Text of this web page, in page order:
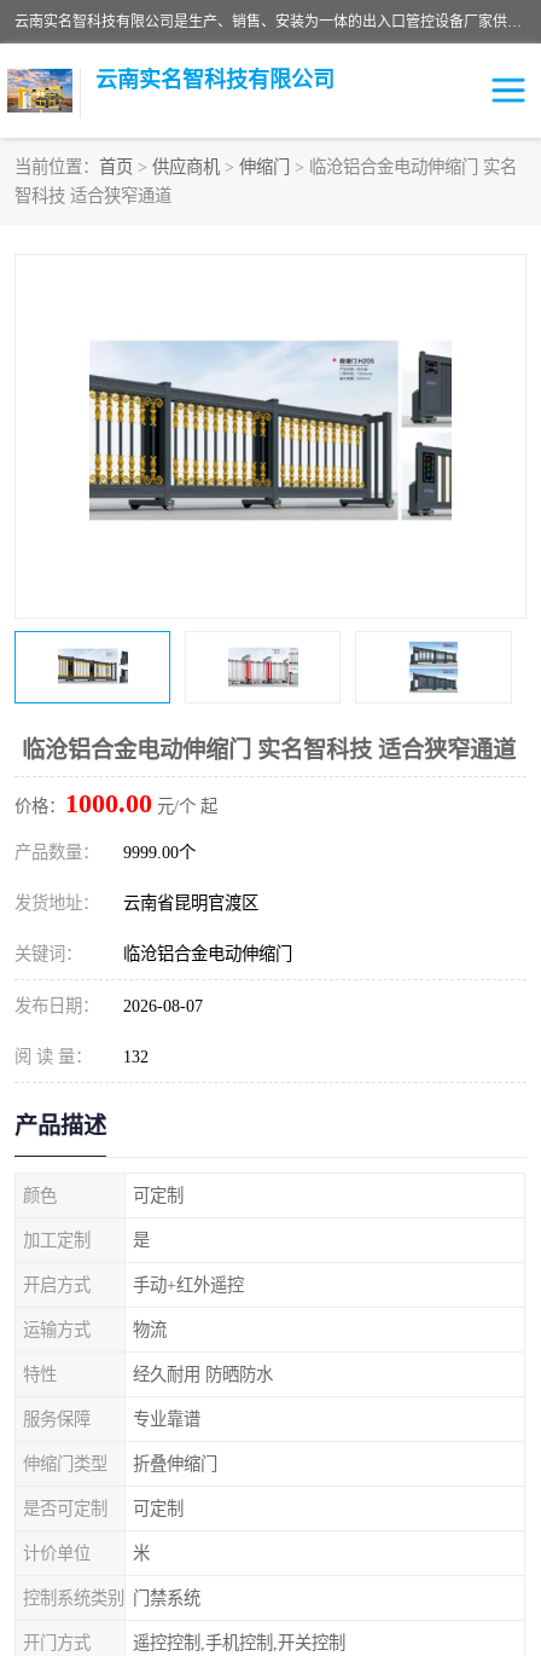
云南实名智科技有限公司是生产、销售、安装为一体的出入口管控设备厂家供应商。主营:电动伸缩门、道闸、广告道闸、重型空降闸、车牌识别、门禁通道、升降柱、岗亭、旗杆等智能设备。主营产品: 电动伸缩门,道闸门禁,车牌识别 生产、销售、安装为一体的出入口管控设备厂家源头供应商。
云南实名智科技有限公司
当前位置： 首页 > 供应商机 > 伸缩门
> 临沧铝合金电动伸缩门 实名
智科技 适合狭窄通道
临沧铝合金电动伸缩门 实名智科技 适合狭窄通道
价格： 1000.00 元/个 起
产品数量： 9999.00个
发货地址： 云南省昆明官渡区
关键词： 临沧铝合金电动伸缩门
发布日期： 2026-08-07
阅 读 量： 132
产品描述
颜色 可定制
加工定制 是
开启方式 手动+红外遥控
运输方式 物流
特性 经久耐用 防晒防水
服务保障 专业靠谱
伸缩门类型 折叠伸缩门
是否可定制 可定制
计价单位 米
控制系统类别 门禁系统
开门方式 遥控控制,手机控制,开关控制
车牌识别门系列
小门系列 伸缩门